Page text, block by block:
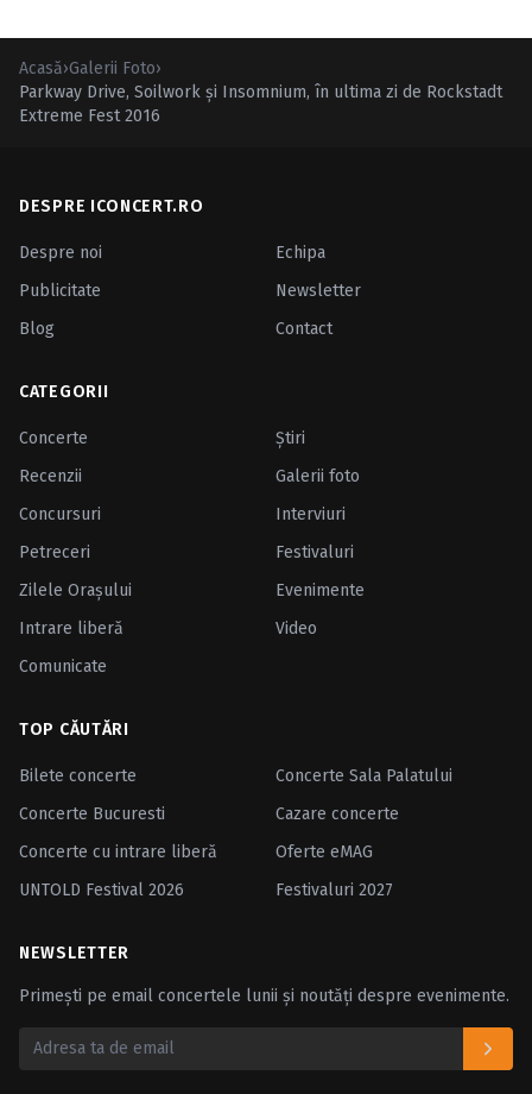
Acasă›Galerii Foto›
Parkway Drive, Soilwork şi Insomnium, în ultima zi de Rockstadt
Extreme Fest 2016
DESPRE ICONCERT.RO
Despre noi
Echipa
Publicitate
Newsletter
Blog
Contact
CATEGORII
Concerte
Ştiri
Recenzii
Galerii foto
Concursuri
Interviuri
Petreceri
Festivaluri
Zilele Oraşului
Evenimente
Intrare liberă
Video
Comunicate
TOP CĂUTĂRI
Bilete concerte
Concerte Sala Palatului
Concerte Bucuresti
Cazare concerte
Concerte cu intrare liberă
Oferte eMAG
UNTOLD Festival 2026
Festivaluri 2027
NEWSLETTER
Primești pe email concertele lunii și noutăți despre evenimente.